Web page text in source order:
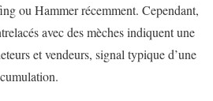
ou Hammer récemment. Cependant,
avec des mèches indiquent une
et vendeurs, signal typique d’une